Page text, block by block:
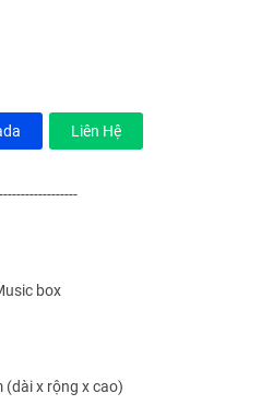
Liên Hệ
box
(dài x rộng x cao)